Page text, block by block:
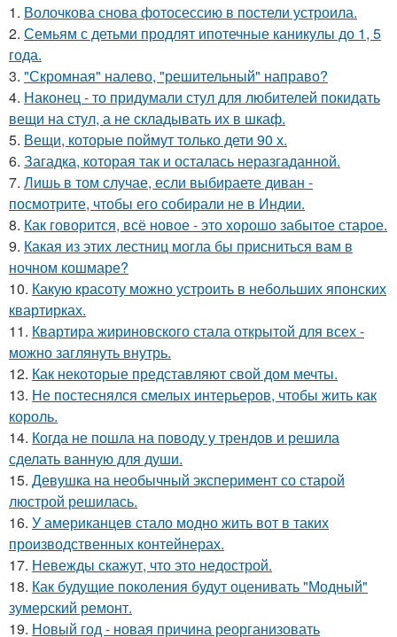
1. Волочкова снова фотосессию в постели устроила.
2. Семьям с детьми продлят ипотечные каникулы до 1, 5
года.
3. "Скромная" налево, "решительный" направо?
4. Наконец - то придумали стул для любителей покидать
вещи на стул, а не складывать их в шкаф.
5. Вещи, которые поймут только дети 90 х.
6. Загадка, которая так и осталась неразгаданной.
7. Лишь в том случае, если выбираете диван -
посмотрите, чтобы его собирали не в Индии.
8. Как говорится, всё новое - это хорошо забытое старое.
9. Какая из этих лестниц могла бы присниться вам в
ночном кошмаре?
10. Какую красоту можно устроить в небольших японских
квартирках.
11. Квартира жириновского стала открытой для всех -
можно заглянуть внутрь.
12. Как некоторые представляют свой дом мечты.
13. Не постеснялся смелых интерьеров, чтобы жить как
король.
14. Когда не пошла на поводу у трендов и решила
сделать ванную для души.
15. Девушка на необычный эксперимент со старой
люстрой решилась.
16. У американцев стало модно жить вот в таких
производственных контейнерах.
17. Невежды скажут, что это недострой.
18. Как будущие поколения будут оценивать "Модный"
зумерский ремонт.
19. Новый год - новая причина реорганизовать